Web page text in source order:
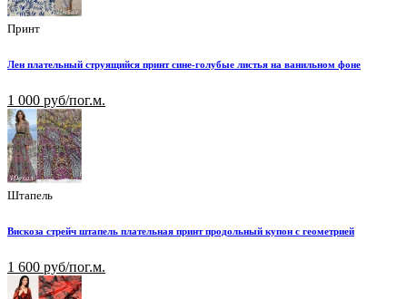
Принт
Лен плательный струящийся принт сине-голубые листья на ванильном фоне
1 000 руб/пог.м.
Штапель
Вискоза стрейч штапель плательная принт продольный купон с геометрией
1 600 руб/пог.м.